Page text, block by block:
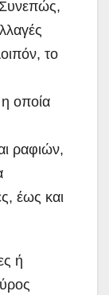
Συνεπώς,
το
οποία
ραφιών,
έως και
ή